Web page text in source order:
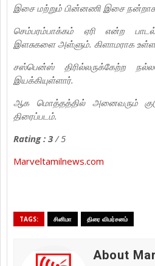
இசை மற்றும் பின்னணி இசை
செம்பரம்பாக்கம் ஏரி என்ற
இளசுகளை அள்ளும். கிளாமராக
சஸ்பென்ஸ் திரில்லருக்கேற்ற
இயக்கியுள்ளார்.
ஆக மொத்தத்தில் அனைவரும்
திரைப்படம்.
Rating : 3 / 5
Marveltamilnews.com
TAGS: சினிமா திரை விமர்சனம்
About